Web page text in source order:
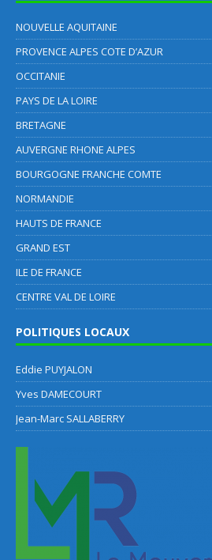
NOUVELLE AQUITAINE
PROVENCE ALPES COTE D’AZUR
OCCITANIE
PAYS DE LA LOIRE
BRETAGNE
AUVERGNE RHONE ALPES
BOURGOGNE FRANCHE COMTE
NORMANDIE
HAUTS DE FRANCE
GRAND EST
ILE DE FRANCE
CENTRE VAL DE LOIRE
POLITIQUES LOCAUX
Eddie PUYJALON
Yves DAMECOURT
Jean-Marc SALLABERRY